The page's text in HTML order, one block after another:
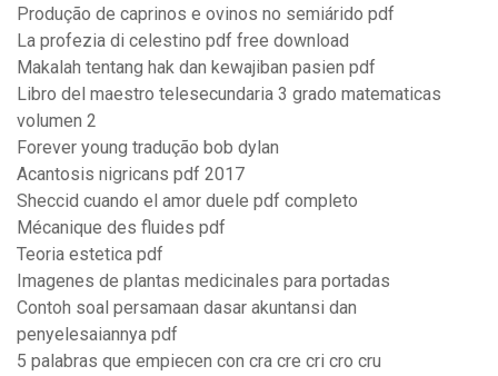
Produção de caprinos e ovinos no semiárido pdf
La profezia di celestino pdf free download
Makalah tentang hak dan kewajiban pasien pdf
Libro del maestro telesecundaria 3 grado matematicas
volumen 2
Forever young tradução bob dylan
Acantosis nigricans pdf 2017
Sheccid cuando el amor duele pdf completo
Mécanique des fluides pdf
Teoria estetica pdf
Imagenes de plantas medicinales para portadas
Contoh soal persamaan dasar akuntansi dan
penyelesaiannya pdf
5 palabras que empiecen con cra cre cri cro cru